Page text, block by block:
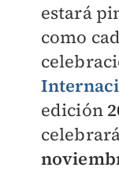
estará
como
edición